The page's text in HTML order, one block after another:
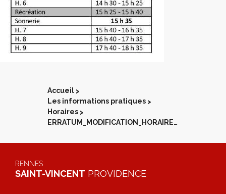
Accueil >
Les informations pratiques >
Horaires >
ERRATUM_MODIFICATION_HORAIRES_17102025
RENNES
SAINT-VINCENT PROVIDENCE